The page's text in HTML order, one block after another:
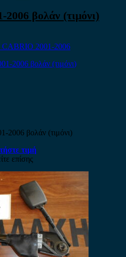
βολάν (τιμόνι)
2001-2006
2006 βολάν (τιμόνι)
τιμή
επίσης